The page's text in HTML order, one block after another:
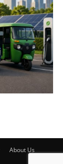
About Us